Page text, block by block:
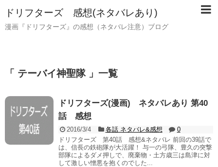
ドリフターズ 感想(ネタバレあり)
漫画『ドリフターズ』の感想（ネタバレ注意）ブログ
「 テーバイ神聖隊 」一覧
ドリフターズ(漫画) ネタバレあり 第40
話 感想
2016/3/4 各話 ネタバレ&感想
0
ドリフターズ 第40話 感想&ネタバレ 前回の39話で
は、信長の鉄砲隊が大活躍！ 与一の弓隊、豊久の突撃
部隊によるダメ押しで、廃棄物・土方歳三は島津に対
して激しい憎悪を抱くのでした...